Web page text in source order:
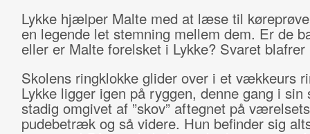
Lykke hjælper Malte med at læse til
en legende let stemning mellem dem. Er de
eller er Malte forelsket i Lykke? Svaret
Skolens ringklokke glider over i et vækkeurs
Lykke ligger igen på ryggen, denne gang i sin
stadig omgivet af ”skov” aftegnet på
pudebetræk og så videre. Hun befinder sig